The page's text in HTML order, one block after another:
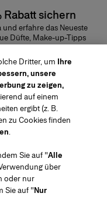
Rabatt sichern
erfahre das Neueste
Düfte, Make-up-Tipps
ABSENDEN
uns
Dritter, um Ihre
unsere
zu zeigen,
auf einem
ergibt (z. B.
zu Cookies finden
.
Sie auf "Alle
über
oder nur
Sie auf "Nur